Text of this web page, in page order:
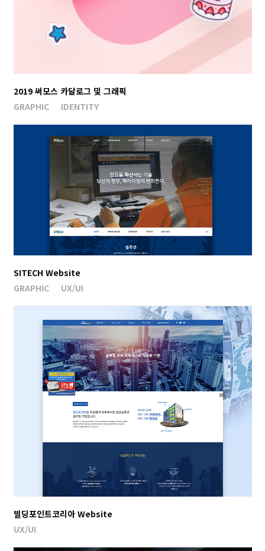
2019 써모스 카달로그 및 그래픽
GRAPHIC
IDENTITY
SITECH Website
GRAPHIC
UX/UI
빌딩포인트코리아 Website
UX/UI